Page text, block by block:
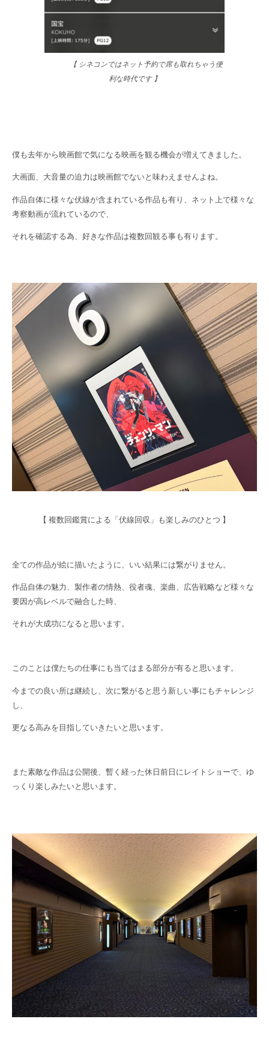
【 シネコンではネット予約で席も取れちゃう便
利な時代です 】
僕も去年から映画館で気になる映画を観る機会が増えてきました。
大画面、大音量の迫力は映画館でないと味わえませんよね。
作品自体に様々な伏線が含まれている作品も有り、ネット上で様々な
考察動画が流れているので、
それを確認する為、好きな作品は複数回観る事も有ります。
【 複数回鑑賞による「伏線回収」も楽しみのひとつ 】
全ての作品が絵に描いたように、いい結果には繋がりません。
作品自体の魅力、製作者の情熱、役者魂、楽曲、広告戦略など様々な
要因が高レベルで融合した時、
それが大成功になると思います。
このことは僕たちの仕事にも当てはまる部分が有ると思います。
今までの良い所は継続し、次に繋がると思う新しい事にもチャレンジ
し、
更なる高みを目指していきたいと思います。
また素敵な作品は公開後、暫く経った休日前日にレイトショーで、ゆ
っくり楽しみたいと思います。